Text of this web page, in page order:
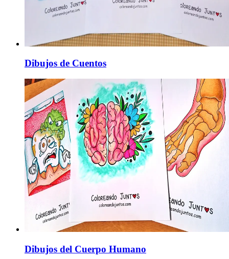
Dibujos de Cuentos
Dibujos del Cuerpo Humano